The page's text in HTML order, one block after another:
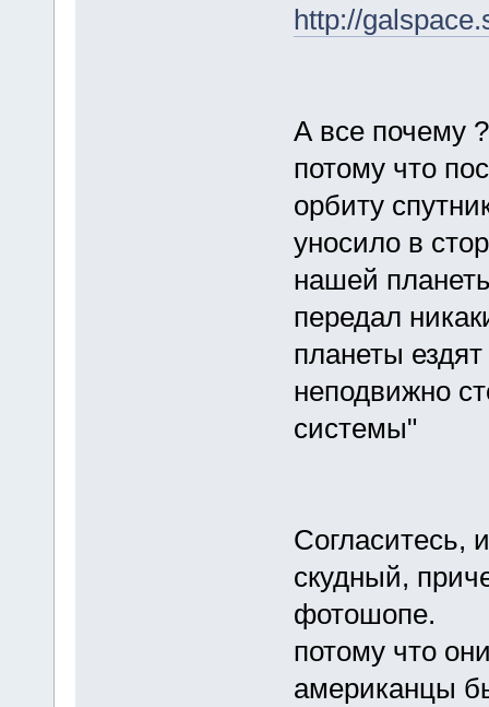
http://
А все почему ?
потому что
орбиту
уносило в
нашей
передал
планеты
неподвижно
системы"
Согласитесь,
скудный,
фотошопе.
потому что
американцы